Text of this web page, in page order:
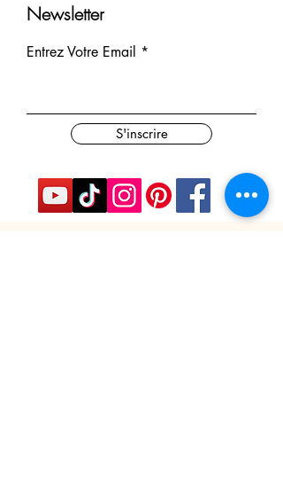
Newsletter
Entrez Votre Email
S'inscrire